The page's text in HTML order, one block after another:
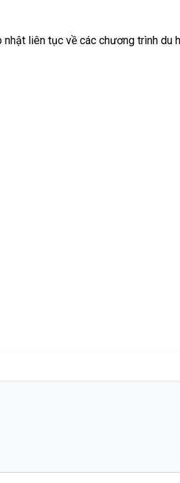
liên tục về các chương trình du